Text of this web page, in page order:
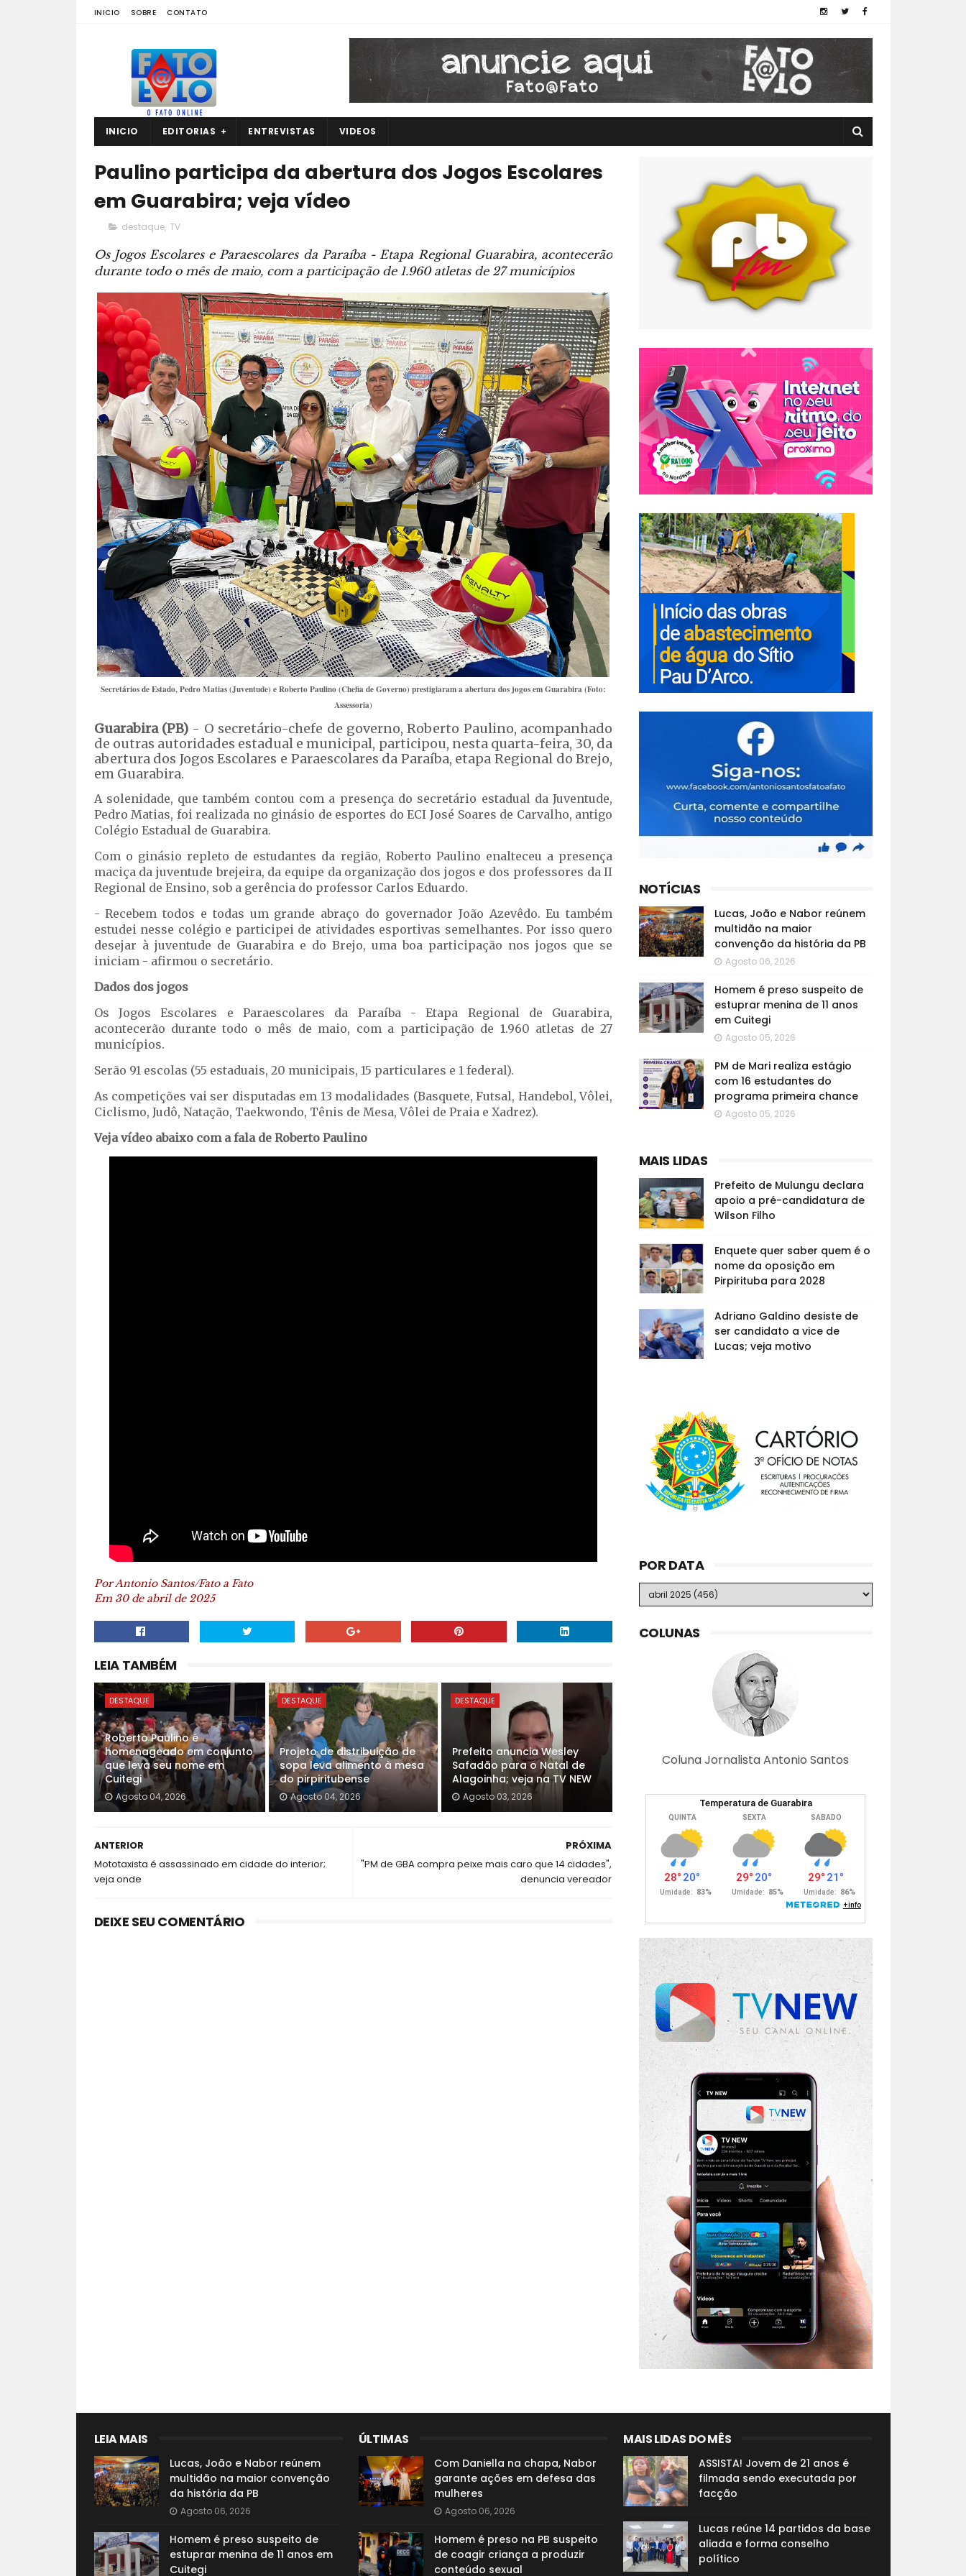
INICIO SOBRE CONTATO
INICIO EDITORIAS ENTREVISTAS VIDEOS
Paulino participa da abertura dos Jogos Escolares
em Guarabira; veja vídeo
destaque, TV
Os Jogos Escolares e Paraescolares da Paraíba - Etapa Regional Guarabira, acontecerão
durante todo o mês de maio, com a participação de 1.960 atletas de 27 municípios
Secretários de Estado, Pedro Matias (Juventude) e Roberto Paulino (Chefia de Governo) prestigiaram a abertura dos jogos em Guarabira (Foto:
Assessoria)
Guarabira (PB)- O secretário-chefe de governo, Roberto Paulino, acompanhado
de outras autoridades estadual e municipal, participou, nesta quarta-feira, 30, da
abertura dos Jogos Escolares e Paraescolares da Paraíba, etapa Regional do Brejo,
em Guarabira.
A solenidade, que também contou com a presença do secretário estadual da Juventude,
Pedro Matias, foi realizada no ginásio de esportes do ECI José Soares de Carvalho, antigo
Colégio Estadual de Guarabira.
Com o ginásio repleto de estudantes da região, Roberto Paulino enalteceu a presença
maciça da juventude brejeira, da equipe da organização dos jogos e dos professores da II
Regional de Ensino, sob a gerência do professor Carlos Eduardo.
- Recebem todos e todas um grande abraço do governador João Azevêdo. Eu também
estudei nesse colégio e participei de atividades esportivas semelhantes. Por isso quero
desejar à juventude de Guarabira e do Brejo, uma boa participação nos jogos que se
iniciam - afirmou o secretário.
Dados dos jogos
Os Jogos Escolares e Paraescolares da Paraíba - Etapa Regional de Guarabira,
acontecerão durante todo o mês de maio, com a participação de 1.960 atletas de 27
municípios.
Serão 91 escolas (55 estaduais, 20 municipais, 15 particulares e 1 federal).
As competições vai ser disputadas em 13 modalidades (Basquete, Futsal, Handebol, Vôlei,
Ciclismo, Judô, Natação, Taekwondo, Tênis de Mesa, Vôlei de Praia e Xadrez).
Veja vídeo abaixo com a fala de Roberto Paulino
Por Antonio Santos/Fato a Fato
Em 30 de abril de 2025
LEIA TAMBÉM
DESTAQUE
Roberto Paulino é
homenageado em conjunto
que leva seu nome em
Cuitegi
Agosto 04, 2026
DESTAQUE
Projeto de distribuição de
sopa leva alimento à mesa
do pirpiritubense
Agosto 04, 2026
DESTAQUE
Prefeito anuncia Wesley
Safadão para o Natal de
Alagoinha; veja na TV NEW
Agosto 03, 2026
PRÓXIMA
"PM de GBA compra peixe mais caro que 14 cidades",
denuncia vereador
ANTERIOR
Mototaxista é assassinado em cidade do interior;
veja onde
DEIXE SEU COMENTÁRIO
NOTÍCIAS
Lucas, João e Nabor reúnem
multidão na maior
convenção da história da PB
Agosto 06, 2026
Homem é preso suspeito de
estuprar menina de 11 anos
em Cuitegi
Agosto 05, 2026
PM de Mari realiza estágio
com 16 estudantes do
programa primeira chance
Agosto 05, 2026
MAIS LIDAS
Prefeito de Mulungu declara
apoio a pré-candidatura de
Wilson Filho
Enquete quer saber quem é o
nome da oposição em
Pirpirituba para 2028
Adriano Galdino desiste de
ser candidato a vice de
Lucas; veja motivo
POR DATA
COLUNAS
Coluna Jornalista Antonio Santos
LEIA MAIS
Lucas, João e Nabor reúnem
multidão na maior convenção
da história da PB
Agosto 06, 2026
Homem é preso suspeito de
estuprar menina de 11 anos em
Cuitegi
ÚLTIMAS
Com Daniella na chapa, Nabor
garante ações em defesa das
mulheres
Agosto 06, 2026
Homem é preso na PB suspeito
de coagir criança a produzir
conteúdo sexual
MAIS LIDAS DO MÊS
ASSISTA! Jovem de 21 anos é
filmada sendo executada por
facção
Lucas reúne 14 partidos da base
aliada e forma conselho
político